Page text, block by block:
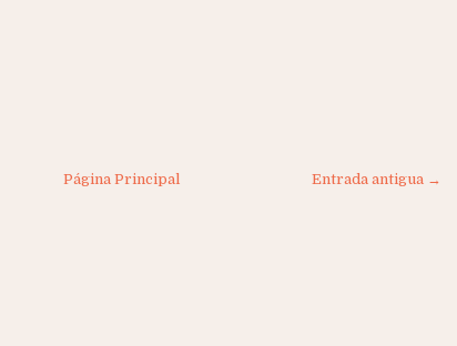
Entrada antigua →
Página Principal